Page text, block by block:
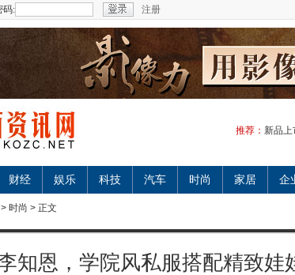
码: 注册
推荐： 新品上
财经 娱乐 科技 汽车 时尚 家居 企
> 时尚 > 正文
知恩，学院风私服搭配精致娃